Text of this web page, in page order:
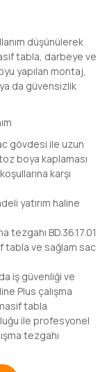
düşünülerek
tabla, darbeye ve
yapılan montaj,
da güvensizlik
gövdesi ile uzun
boya kaplaması
karşı
yatırım haline
tezgahı BD.36.17.01
tabla ve sağlam sac
iş güvenliği ve
Plus çalışma
tabla
ile profesyonel
tezgahı